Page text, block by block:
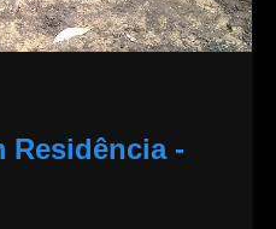
Residência -